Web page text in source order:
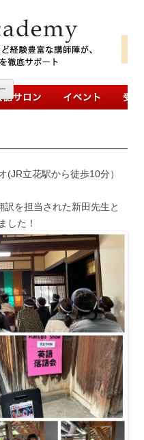
コンテンツへ移動
(JR立花駅から徒歩10分）
を担当された新田先生と
した！